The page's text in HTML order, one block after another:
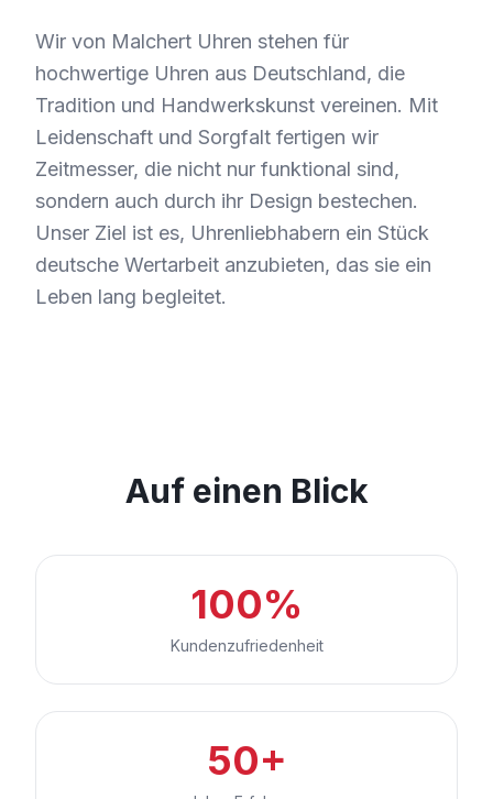
Wir von Malchert Uhren stehen für
hochwertige Uhren aus Deutschland, die
Tradition und Handwerkskunst vereinen. Mit
Leidenschaft und Sorgfalt fertigen wir
Zeitmesser, die nicht nur funktional sind,
sondern auch durch ihr Design bestechen.
Unser Ziel ist es, Uhrenliebhabern ein Stück
deutsche Wertarbeit anzubieten, das sie ein
Leben lang begleitet.
Auf einen Blick
100%
Kundenzufriedenheit
50+